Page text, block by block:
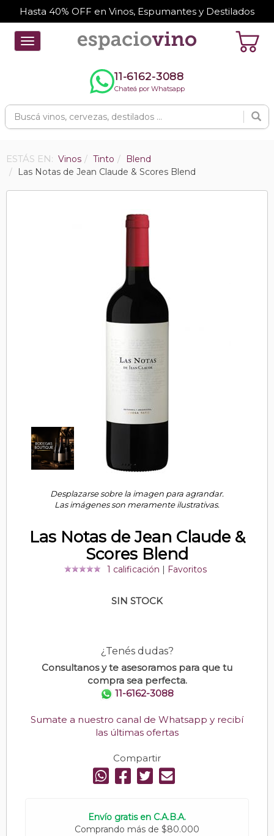
Hasta 40% OFF en Vinos, Espumantes y Destilados
Toggle
navigation
11-6162-3088
Chateá por Whatsapp
ESTÁS EN: Vinos Tinto
Blend
Las Notas de Jean Claude & Scores Blend
Desplazarse sobre la imagen para agrandar.
Las imágenes son meramente ilustrativas.
Las Notas de Jean Claude &
Scores Blend
1 calificación Favoritos
SIN STOCK
¿Tenés dudas?
Consultanos y te asesoramos para que tu
compra sea perfecta.
11-6162-3088
Sumate a nuestro canal de Whatsapp y recibí
las últimas ofertas
Compartir
Envío gratis en C.A.B.A.
Comprando más de $80.000